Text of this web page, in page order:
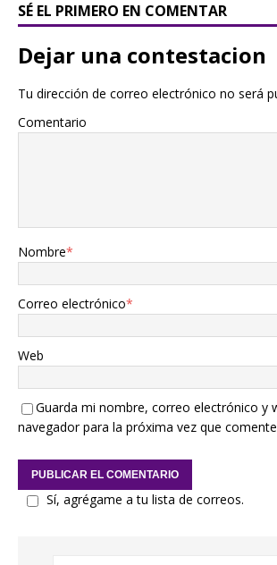
SÉ EL PRIMERO EN COMENTAR
Dejar una contestacion
Tu dirección de correo electrónico no será
Comentario
Nombre*
Correo electrónico*
Web
Guarda mi nombre, correo electrónico y
navegador para la próxima vez que
Sí, agrégame a tu lista de correos.